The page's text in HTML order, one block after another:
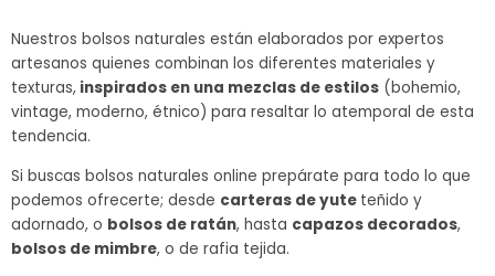
Nuestros bolsos naturales están elaborados por expertos
artesanos quienes combinan los diferentes materiales y
texturas, inspirados en una mezclas de estilos (bohemio,
vintage, moderno, étnico) para resaltar lo atemporal de esta
tendencia.
Si buscas bolsos naturales online prepárate para todo lo que
podemos ofrecerte; desde carteras de yute teñido y
adornado, o bolsos de ratán, hasta capazos decorados,
bolsos de mimbre, o de rafia tejida.